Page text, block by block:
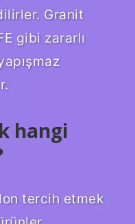
Granit
gibi zararlı
hangi
tercih etmek